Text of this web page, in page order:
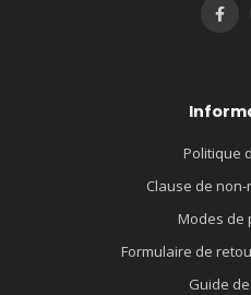
Politique
Clause de
Modes de
Formulaire de
Guide